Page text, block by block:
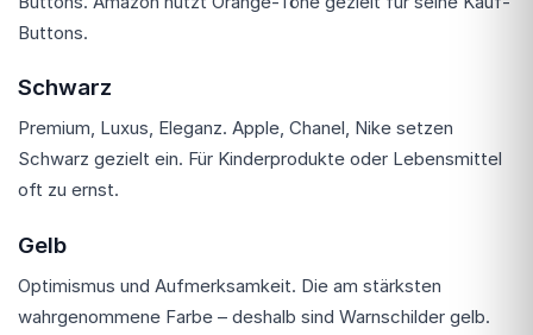
Buttons.
Schwarz
Premium, Luxus, Eleganz. Apple, Chanel, Nike setzen
Schwarz gezielt ein. Für Kinderprodukte oder Lebensmittel
oft zu ernst.
Gelb
Optimismus und Aufmerksamkeit. Die am stärksten
wahrgenommene Farbe – deshalb sind Warnschilder gelb.